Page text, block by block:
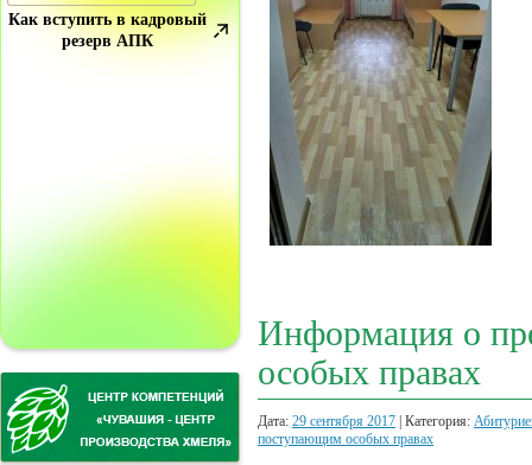
Как вступить в кадровый
резерв АПК
Информация о
особых правах
Дата: 29 сентября 2017 | Категория:
поступающим особых правах